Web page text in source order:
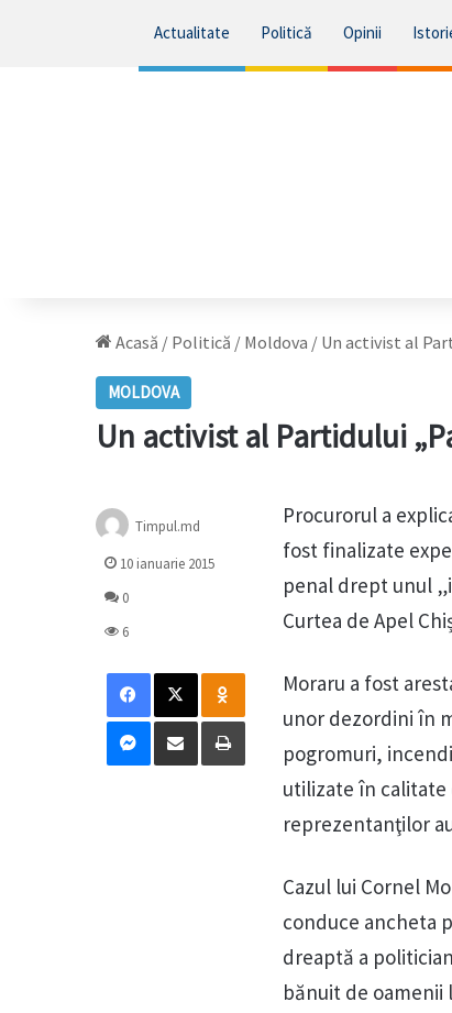
Actualitate Politică Opinii
Acasă / Politică / Moldova / Un activist al
MOLDOVA
Un activist al Partidului
Procurorul a
fost finalizate
penal drept unul
Curtea de Apel
Moraru a fost
unor dezordini în
pogromuri,
utilizate în calitate
reprezentanţilor
Cazul lui Cornel
conduce ancheta
dreaptă a
bănuit de oamenii
Timpul.md
10 ianuarie 2015
0
6
Facebook
X Odnoklassniki
Messenger
Distribuie prin mail Tipărește